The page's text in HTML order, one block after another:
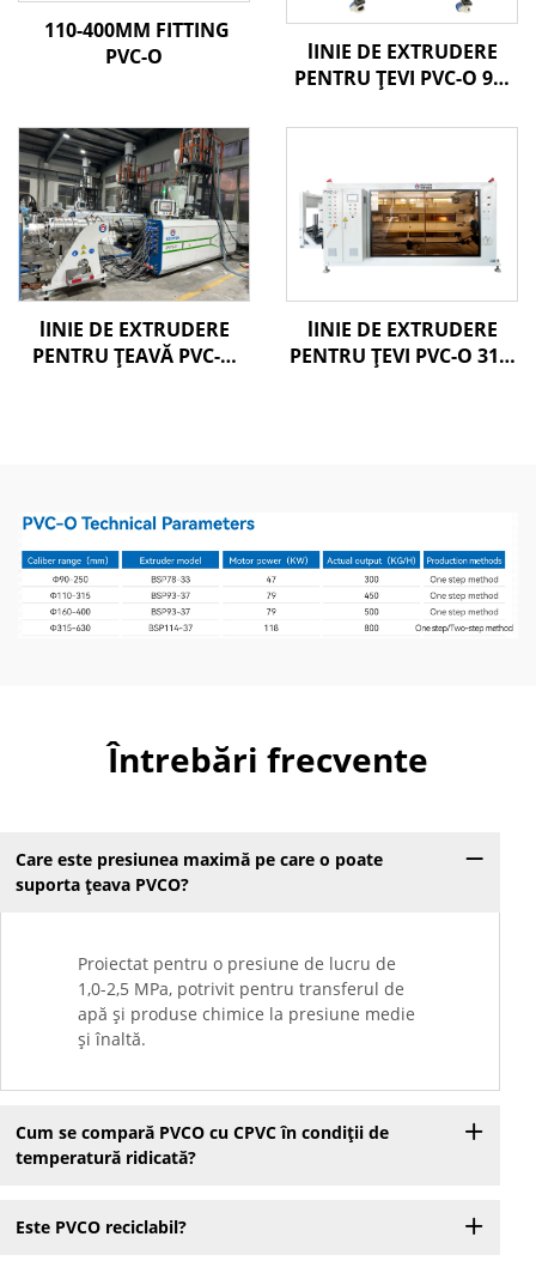
110-400MM FITTING
PVC-O
lINIE DE EXTRUDERE
PENTRU ȚEVI PVC-O 90-
lINIE DE EXTRUDERE
PENTRU ȚEAVĂ PVC-O
lINIE DE EXTRUDERE
PENTRU ŢEVI PVC-O 315-
Întrebări frecvente
Care este presiunea maximă pe care o poate
suporta țeava PVCO?
Proiectat pentru o presiune de lucru de
1,0-2,5 MPa, potrivit pentru transferul de
apă și produse chimice la presiune medie
și înaltă.
Cum se compară PVCO cu CPVC în condiții de
temperatură ridicată?
Este PVCO reciclabil?